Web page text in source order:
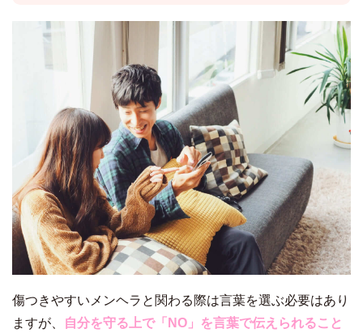
傷つきやすいメンヘラと関わる際は言葉を選ぶ必要はあり
ますが、
自分を守る上で「NO」を言葉で伝えられること